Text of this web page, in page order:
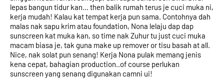
lepas bangun tidur kan… then balik rumah terus je cuci muka ni,
kerja mudah! Kalau kat tempat kerja pun sama. Contohnya dah
malas nak sapu krim atau foundation, Nona lelaju dap dap
sunscreen kat muka kan, so time nak Zuhur tu just cuci muka
macam biasa je, tak guna make up remover or tisu basah at all.
Nice, nak solat pun senang! Kerja Nona pulak memang jenis
kena cepat, bahagian production..of course perlukan
sunscreen yang senang digunakan camni ui!